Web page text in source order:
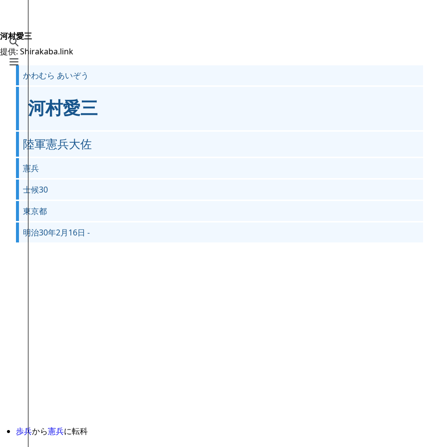
検索を切り替える
メニューを切り替える
メインページ
最近の更新
おまかせ表示
特別ページ
河村愛三
提供: Shirakaba.link
かわむら あいぞう
河村愛三
陸軍憲兵大佐
憲兵
士候30
東京都
明治30年2月16日 -
歩兵から憲兵に転科